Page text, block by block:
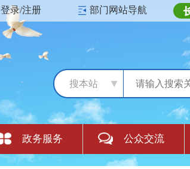
登录/注册 部门网站导航
搜本站
政务服务 公众交流